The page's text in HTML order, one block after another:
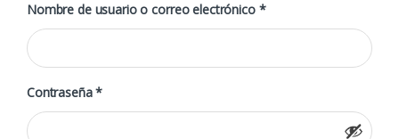
Nombre de usuario o correo electrónico *
Contraseña*